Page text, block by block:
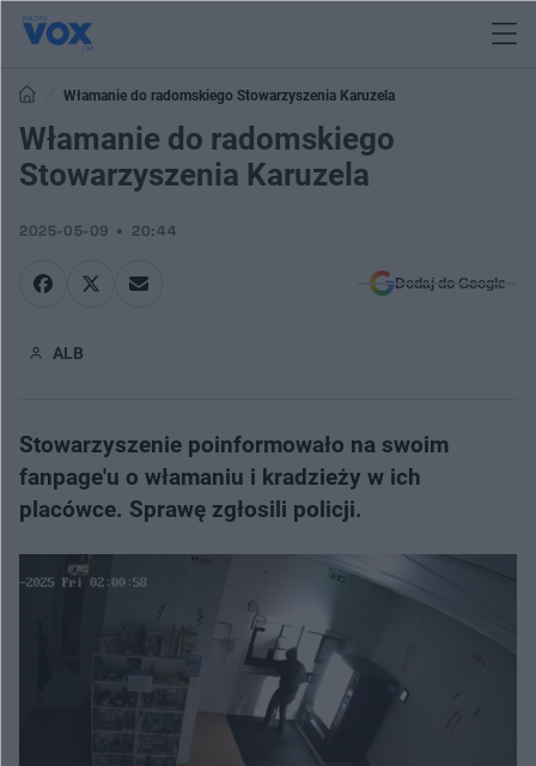
Włamanie do radomskiego Stowarzyszenia Karuzela
Włamanie do radomskiego
Stowarzyszenia Karuzela
2025-05-09 20:44
Dodaj do Google
ALB
Stowarzyszenie poinformowało na swoim
fanpage'u o włamaniu i kradzieży w ich
placówce. Sprawę zgłosili policji.